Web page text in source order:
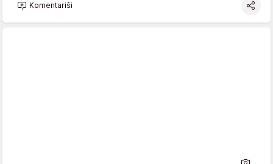
Komentariši